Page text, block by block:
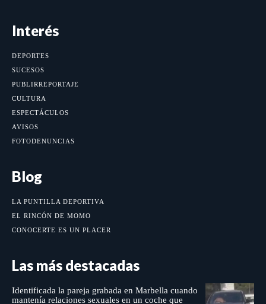
Interés
DEPORTES
SUCESOS
PUBLIRREPORTAJE
CULTURA
ESPECTÁCULOS
AVISOS
FOTODENUNCIAS
Blog
LA PUNTILLA DEPORTIVA
EL RINCÓN DE MOMO
CONOCERTE ES UN PLACER
Las más destacadas
Identificada la pareja grabada en Marbella cuando
mantenía relaciones sexuales en un coche que